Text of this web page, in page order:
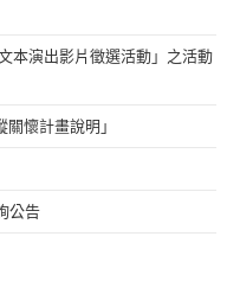
本演出影片徵選活動」之活動
懷計畫說明」
公告